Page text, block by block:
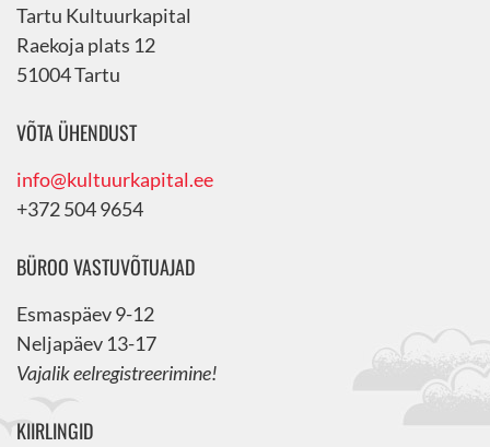
Tartu Kultuurkapital
Raekoja plats 12
51004 Tartu
VÕTA ÜHENDUST
info@kultuurkapital.ee
+372 504 9654
BÜROO VASTUVÕTUAJAD
Esmaspäev 9-12
Neljapäev 13-17
Vajalik eelregistreerimine!
KIIRLINGID